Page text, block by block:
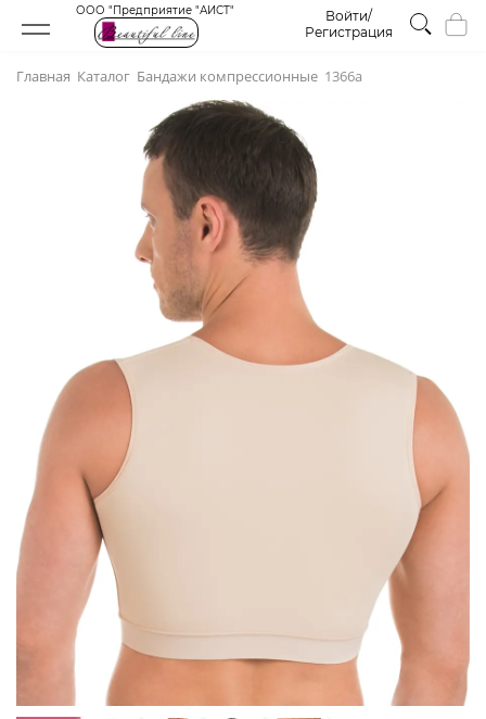
ООО "Предприятие "АИСТ"
Войти/
Регистрация
Главная Каталог Бандажи компрессионные 1366а